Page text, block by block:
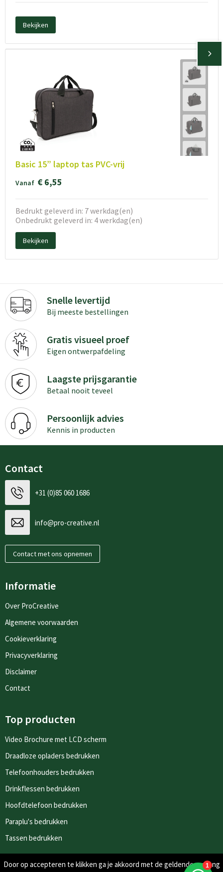
Bekijken
Basic 15” laptop tas PVC-vrij
Vanaf € 6,55
Bedrukt geleverd in: 7 werkdag(en)
Onbedrukt geleverd in: 4 werkdag(en)
Bekijken
Snelle levertijd
Bij meeste bestellingen
Gratis visueel proef
Eigen ontwerpafdeling
Laagste prijsgarantie
Betaal nooit teveel
Persoonlijk advies
Kennis in producten
Contact
+31 (0)85 060 1686
info@pro-creative.nl
Contact met ons opnemen
Informatie
Over ProCreative
Algemene voorwaarden
Cookieverklaring
Privacyverklaring
Disclaimer
Contact
Top producten
Video Brochure met LCD scherm
Draadloze opladers bedrukken
Telefoonhouders bedrukken
Drinkflessen bedrukken
Hoofdtelefoon bedrukken
Paraplu's bedrukken
Tassen bedrukken
Nieuwsbrieven
Door op accepteren te klikken ga je akkoord met de geldende omgang